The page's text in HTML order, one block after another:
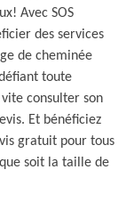
Avec SOS
des services
de cheminée
toute
consulter son
Et bénéficiez
gratuit pour tous
soit la taille de